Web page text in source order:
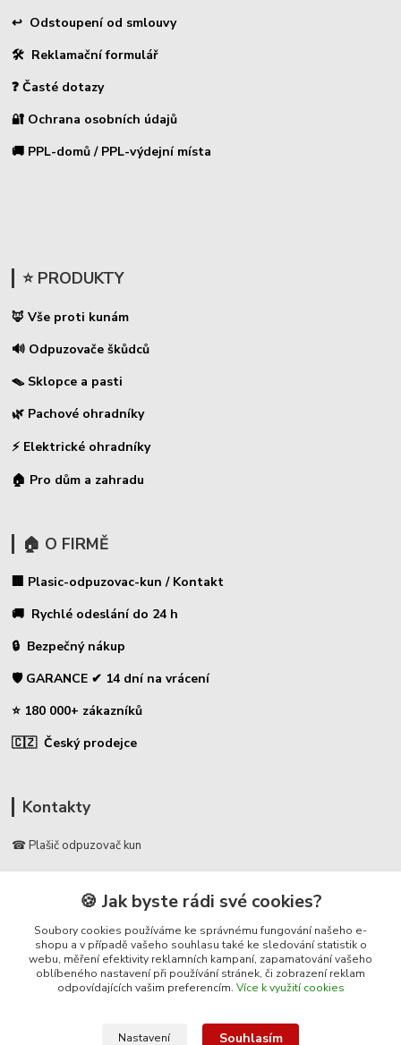
↩ Odstoupení od smlouvy
🛠 Reklamační formulář
❓ Časté dotazy
🔐 Ochrana osobních údajů
🚚 PPL-domů / PPL-výdejní místa
⭐ PRODUKTY
🦊 Vše proti kunám
🔊 Odpuzovače škůdců
🪤 Sklopce a pasti
🌿 Pachové ohradníky
⚡ Elektrické ohradníky
🏠 Pro dům a zahradu
🏠 O FIRMĚ
🏢 Plasic-odpuzovac-kun / Kontakt
🚚 Rychlé odeslání do 24 h
🔒 Bezpečný nákup
🛡️ GARANCE ✔ 14 dní na vrácení
⭐ 180 000+ zákazníků
🇨🇿 Český prodejce
Kontakty
☎ Plašič odpuzovač kun
📞 728 007 997
⏰ Po-Pá | 7:00 - 13:30 |
info@repulse.cz
🍪 Jak byste rádi své cookies?
Soubory cookies používáme ke správnému fungování našeho e-
shopu a v případě vašeho souhlasu také ke sledování statistik o
webu, měření efektivity reklamních kampaní, zapamatování vašeho
oblíbeného nastavení při používání stránek, či zobrazení reklam
odpovídajících vašim preferencím. Více k využití cookies
Nastavení Souhlasím